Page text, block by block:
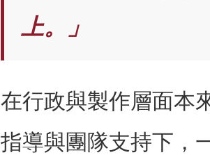
上。」
在行政與製作層面本
指導與團隊支持下，